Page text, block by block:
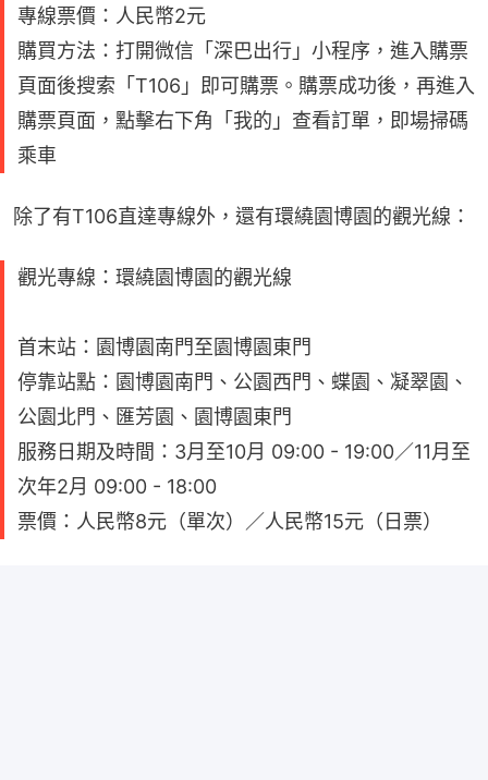
專線票價：人民幣2元
購買方法：打開微信「深巴出行」小程序，進入購票
頁面後搜索「T106」即可購票。購票成功後，再進入
購票頁面，點擊右下角「我的」查看訂單，即場掃碼
乘車
除了有T106直達專線外，還有環繞園博園的觀光線：
觀光專線：環繞園博園的觀光線
首末站：園博園南門至園博園東門
停靠站點：園博園南門、公園西門、蝶園、凝翠園、
公園北門、匯芳園、園博園東門
服務日期及時間：3月至10月 09:00 - 19:00／11月至
次年2月 09:00 - 18:00
票價：人民幣8元（單次）／人民幣15元（日票）